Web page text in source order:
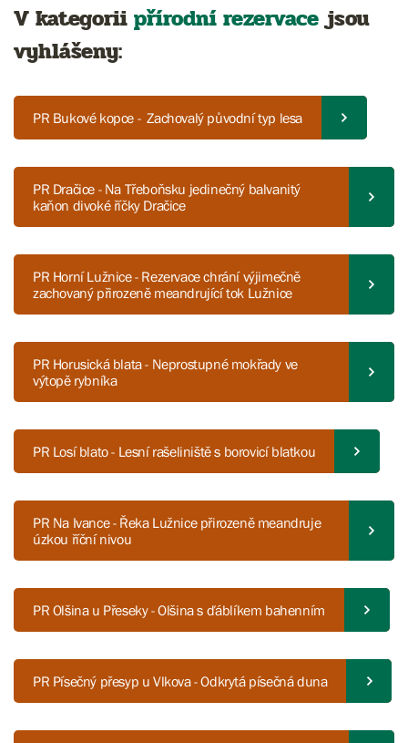
V kategoriipřírodní rezervacejsou
vyhlášeny:
PR Bukové kopce - Zachovalý původní typ lesa
PR Dračice - Na Třeboňsku jedinečný balvanitý
kaňon divoké říčky Dračice
PR Horní Lužnice - Rezervace chrání výjimečně
zachovaný přirozeně meandrující tok Lužnice
PR Horusická blata - Neprostupné mokřady ve
výtopě rybníka
PR Losí blato - Lesní rašeliniště s borovicí blatkou
PR Na Ivance - Řeka Lužnice přirozeně meandruje
úzkou říční nivou
PR Olšina u Přeseky - Olšina s ďáblíkem bahenním
PR Písečný přesyp u Vlkova - Odkrytá písečná duna